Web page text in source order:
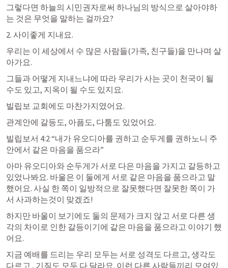
그렇다면 하늘의 시민권자로써 하나님의 방식으로 살아야하
는 것은 무엇을 말하는 걸까요?
2. 사이좋게 지내요.
우리는 이 세상에서 수 많은 사람들(가족, 친구들)을 만나며 살
아가요.
그들과 어떻게 지내느냐에 따라 우리가 사는 곳이 천국이 될
수도 있고, 지옥이 될 수도 있지요.
빌립보 교회에도 마찬가지였어요.
관계안에 갈등도, 아픔도, 다툼도 있었어요.
빌립보서 4:2 “내가 유오디아를 권하고 순두게를 권하노니 주
안에서 같은 마음을 품으라”
아마 유오디아와 순두게가 서로 다은 마음을 가지고 갈등하고
있었나봐요. 바울은 이 둘에게 서로 같은 마음을 품으라고 말
했어요. 사실 한 쪽이 일방적으로 잘못했다면 잘못한 쪽이 가
서 사과하는것이 맞겠죠!
하지만 바울이 보기에도 둘의 문제가 크지 않고 서로 다른 생
각의 차이로 인한 갈등이기에 같은 마음을 품으라고 이야기 했
어요.
지금 예배를 드리는 우리 모두는 서로 성격도 다르고, 생각도
다르고 , 기질도 모두 다 달라요. 이런 다른 사람들끼리 모여있